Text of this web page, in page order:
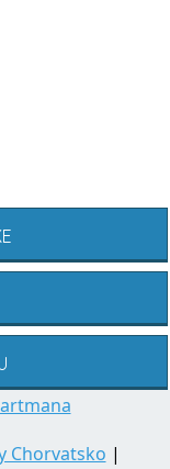
Chorvatsko |